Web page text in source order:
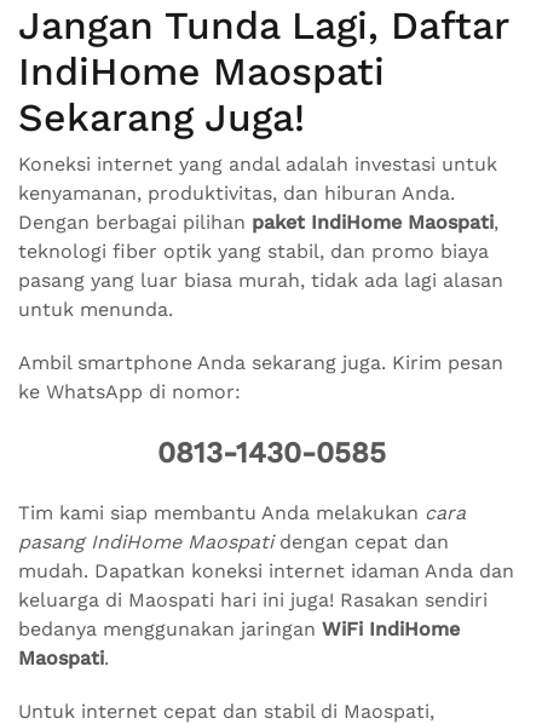
Jangan Tunda Lagi, Daftar
IndiHome Maospati
Sekarang Juga!
Koneksi internet yang andal adalah investasi untuk
kenyamanan, produktivitas, dan hiburan Anda.
Dengan berbagai pilihan paket IndiHome Maospati,
teknologi fiber optik yang stabil, dan promo biaya
pasang yang luar biasa murah, tidak ada lagi alasan
untuk menunda.
Ambil smartphone Anda sekarang juga. Kirim pesan
ke WhatsApp di nomor:
0813-1430-0585
Tim kami siap membantu Anda melakukan cara
pasang IndiHome Maospatidengan cepat dan
mudah. Dapatkan koneksi internet idaman Anda dan
keluarga di Maospati hari ini juga! Rasakan sendiri
bedanya menggunakan jaringan WiFi IndiHome
Maospati.
Untuk internet cepat dan stabil di Maospati,